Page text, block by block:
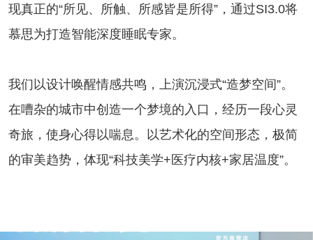
现真正的“所见、所触、所感皆是所得”，通过SI3.0将
慕思为打造智能深度睡眠专家。
我们以设计唤醒情感共鸣，上演沉浸式“造梦空间”。
在嘈杂的城市中创造一个梦境的入口，经历一段心灵
奇旅，使身心得以喘息。以艺术化的空间形态，极简
的审美趋势，体现“科技美学+医疗内核+家居温度”。